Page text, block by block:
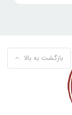
بازگشت به بالا